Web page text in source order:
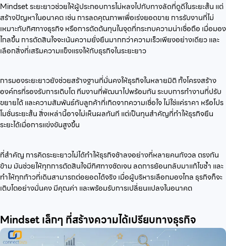
Mindset ระยะยาวช่วยให้ผู้ประกอบการไม่หลงไปกับทางลัดที่ดูดีในระยะสั้น แต่
สร้างปัญหาในอนาคต เช่น การลดคุณภาพเพื่อเร่งยอดขาย การรับงานที่ไม่
เหมาะกับทิศทางธุรกิจ หรือการตัดต้นทุนในจุดที่กระทบความน่าเชื่อถือ เมื่อมอง
ไกลขึ้น การตัดสินใจจะเน้นความยั่งยืนมากกว่าความเร็วเพียงอย่างเดียว และ
เลือกสิ่งที่เสริมความแข็งแรงให้กับธุรกิจในระยะยาว
การมองระยะยาวยังช่วยสร้างฐานที่มั่นคงให้ธุรกิจในหลายมิติ ทั้งโครงสร้าง
องค์กรที่รองรับการเติบโต ทีมงานที่พัฒนาไปพร้อมกัน ระบบการทำงานที่ปรับ
ขยายได้ และความสัมพันธ์กับลูกค้าที่เกิดจากความเชื่อใจ ไม่ใช่แค่ราคา หรือโปร
โมชั่นระยะสั้น สิ่งเหล่านี้อาจไม่เห็นผลทันที แต่เป็นทุนสำคัญที่ทำให้ธุรกิจยืน
ระยะได้เมื่อการแข่งขันสูงขึ้น
ที่สำคัญ การคิดระยะยาวไม่ได้ทำให้ธุรกิจช้าลงอย่างที่หลายคนกังวล ตรงกัน
ข้าม มันช่วยให้ทุกการตัดสินใจมีทิศทางชัดเจน ลดการย้อนกลับมาแก้ไขซ้ำ และ
ทำให้ทุกก้าวที่เดินสามารถต่อยอดได้จริง เมื่อผู้บริหารเลือกมองไกล ธุรกิจก็จะ
เติบโตอย่างมั่นคง มีคุณค่า และพร้อมรับการเปลี่ยนแปลงในอนาคต
Mindset เล็กๆ ที่สร้างความได้เปรียบทางธุรกิจ